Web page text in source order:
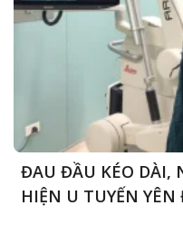
ĐAU ĐẦU KÉO DÀI,
HIỆN U TUYẾN